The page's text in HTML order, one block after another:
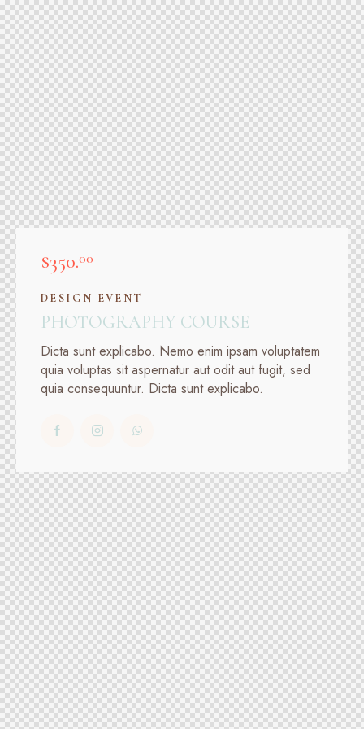
$350.00
DESIGN EVENT
PHOTOGRAPHY COURSE
Dicta sunt explicabo. Nemo enim ipsam voluptatem
quia voluptas sit aspernatur aut odit aut fugit, sed
quia consequuntur. Dicta sunt explicabo.